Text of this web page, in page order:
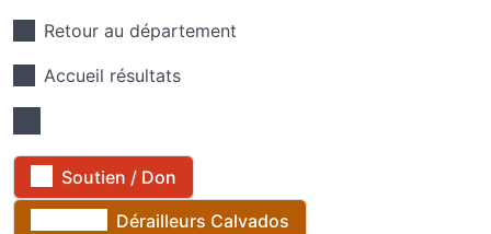
Retour au département
Accueil résultats
Soutien / Don
Dérailleurs Calvados